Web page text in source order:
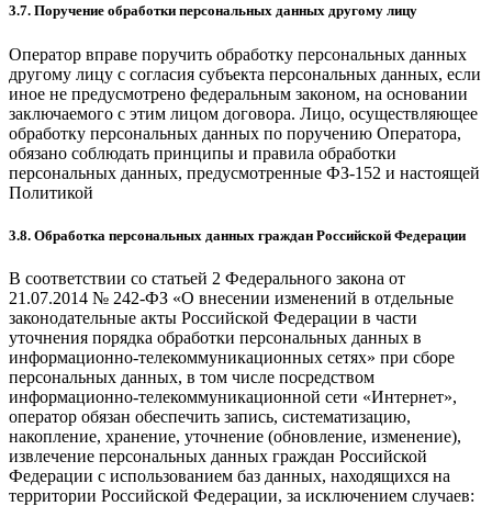
3.7. Поручение обработки персональных данных другому лицу
Оператор вправе поручить обработку персональных данных
другому лицу с согласия субъекта персональных данных, если
иное не предусмотрено федеральным законом, на основании
заключаемого с этим лицом договора. Лицо, осуществляющее
обработку персональных данных по поручению Оператора,
обязано соблюдать принципы и правила обработки
персональных данных, предусмотренные ФЗ-152 и настоящей
Политикой
3.8. Обработка персональных данных граждан Российской Федерации
В соответствии со статьей 2 Федерального закона от
21.07.2014 № 242-ФЗ «О внесении изменений в отдельные
законодательные акты Российской Федерации в части
уточнения порядка обработки персональных данных в
информационно-телекоммуникационных сетях» при сборе
персональных данных, в том числе посредством
информационно-телекоммуникационной сети «Интернет»,
оператор обязан обеспечить запись, систематизацию,
накопление, хранение, уточнение (обновление, изменение),
извлечение персональных данных граждан Российской
Федерации с использованием баз данных, находящихся на
территории Российской Федерации, за исключением случаев: